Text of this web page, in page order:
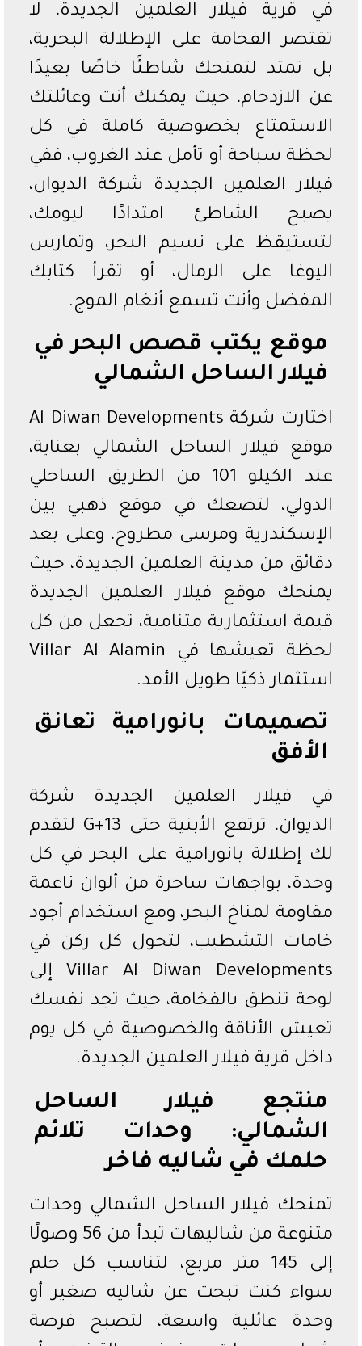
في قرية فيلار العلمين الجديدة، لا
تقتصر الفخامة على الإطلالة البحرية،
بل تمتد لتمنحك شاطئًا خاصًا بعيدًا
عن الازدحام، حيث يمكنك أنت وعائلتك
الاستمتاع بخصوصية كاملة في كل
لحظة سباحة أو تأمل عند الغروب، ففي
فيلار العلمين الجديدة شركة الديوان،
يصبح الشاطئ امتدادًا ليومك،
لتستيقظ على نسيم البحر، وتمارس
اليوغا على الرمال، أو تقرأ كتابك
المفضل وأنت تسمع أنغام الموج.
موقع يكتب قصص البحر في
فيلار الساحل الشمالي
اختارت شركة Al Diwan Developments
موقع فيلار الساحل الشمالي بعناية،
عند الكيلو 101 من الطريق الساحلي
الدولي، لتضعك في موقع ذهبي بين
الإسكندرية ومرسى مطروح، وعلى بعد
دقائق من مدينة العلمين الجديدة، حيث
يمنحك موقع فيلار العلمين الجديدة
قيمة استثمارية متنامية، تجعل من كل
لحظة تعيشها في Villar Al Alamin
استثمار ذكيًا طويل الأمد.
تصميمات بانورامية تعانق
الأفق
في فيلار العلمين الجديدة شركة
الديوان، ترتفع الأبنية حتى G+13 لتقدم
لك إطلالة بانورامية على البحر في كل
وحدة، بواجهات ساحرة من ألوان ناعمة
مقاومة لمناخ البحر، ومع استخدام أجود
خامات التشطيب، لتحول كل ركن في
Villar Al Diwan Developments إلى
لوحة تنطق بالفخامة، حيث تجد نفسك
تعيش الأناقة والخصوصية في كل يوم
داخل قرية فيلار العلمين الجديدة.
منتجع فيلار الساحل
الشمالي: وحدات تلائم
حلمك في شاليه فاخر
تمنحك فيلار الساحل الشمالي وحدات
متنوعة من شاليهات تبدأ من 56 وصولًا
إلى 145 متر مربع، لتناسب كل حلم
سواء كنت تبحث عن شاليه صغير أو
وحدة عائلية واسعة، لتصبح فرصة